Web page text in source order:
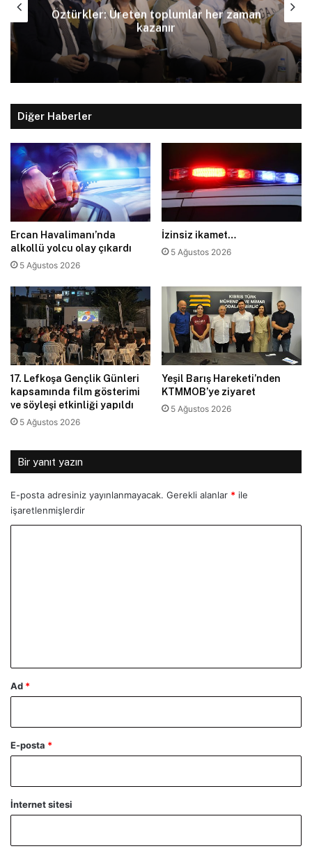
Arıklı, YDP’nin Lefkoşa Türk
Başkan Adayını açıkladı
Diğer Haberler
Ercan Havalimanı’nda
alkollü yolcu olay çıkardı
5 Ağustos 2026
İzinsiz ikamet…
5 Ağustos 2026
17. Lefkoşa Gençlik Günleri
kapsamında film gösterimi
ve söyleşi etkinliği yapıldı
5 Ağustos 2026
Yeşil Barış Hareketi’nden
KTMMOB’ye ziyaret
5 Ağustos 2026
Bir yanıt yazın
E-posta adresiniz yayınlanmayacak. Gerekli alanlar * ile
işaretlenmişlerdir
Ad *
E-posta *
İnternet sitesi